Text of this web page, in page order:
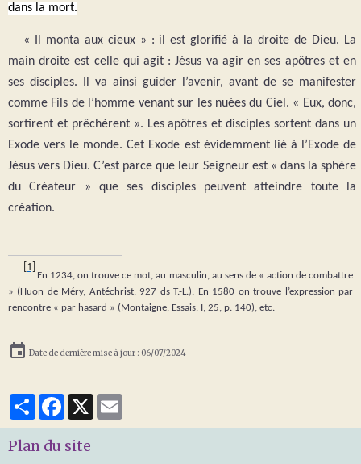
dans la mort.
« Il monta aux cieux » : il est glorifié à la droite de Dieu. La
main droite est celle qui agit : Jésus va agir en ses apôtres et en
ses disciples. Il va ainsi guider l’avenir, avant de se manifester
comme Fils de l’homme venant sur les nuées du Ciel. « Eux, donc,
sortirent et prêchèrent ». Les apôtres et disciples sortent dans un
Exode vers le monde. Cet Exode est évidemment lié à l’Exode de
Jésus vers Dieu. C’est parce que leur Seigneur est « dans la sphère
du Créateur » que ses disciples peuvent atteindre toute la
création.
[1]
En 1234, on trouve ce mot, au masculin, au sens de « action de combattre
» (Huon de Méry, Antéchrist, 927 ds T.-L.). En 1580 on trouve l’expression par
rencontre « par hasard » (Montaigne, Essais, I, 25, p. 140), etc.
Date de dernière mise à jour : 06/07/2024
PartagerFacebook
X
Plan du site